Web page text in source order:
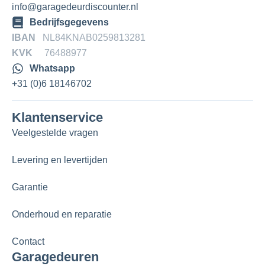
info@garagedeurdiscounter.nl
Bedrijfsgegevens
IBAN
NL84KNAB0259813281
KVK 76488977
Whatsapp
+31 (0)6 18146702
Klantenservice
Veelgestelde vragen
Levering en levertijden
Garantie
Onderhoud en reparatie
Contact
Garagedeuren